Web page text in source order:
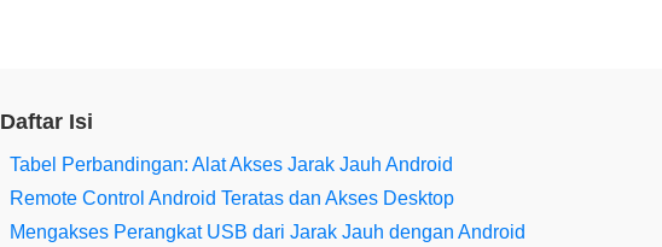
Daftar Isi
Tabel Perbandingan: Alat Akses Jarak Jauh Android
Remote Control Android Teratas dan Akses Desktop
Mengakses Perangkat USB dari Jarak Jauh dengan Android